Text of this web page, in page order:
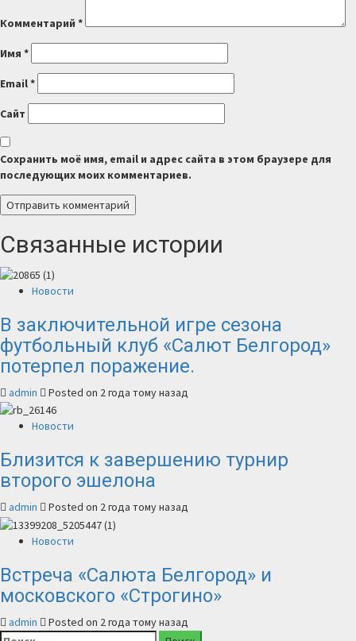
Комментарий *
Имя *
Email*
Сайт
Сохранить моё имя, email и адрес сайта в этом браузере для
последующих моих комментариев.
Связанные истории
Новости
В заключительной игре сезона
футбольный клуб «Салют Белгород»
потерпел поражение.
admin Posted on 2 года тому назад
Новости
Близится к завершению турнир
второго эшелона
admin Posted on 2 года тому назад
Новости
Встреча «Салюта Белгород» и
московского «Строгино»
admin
Posted on 2 года тому назад
Найти: